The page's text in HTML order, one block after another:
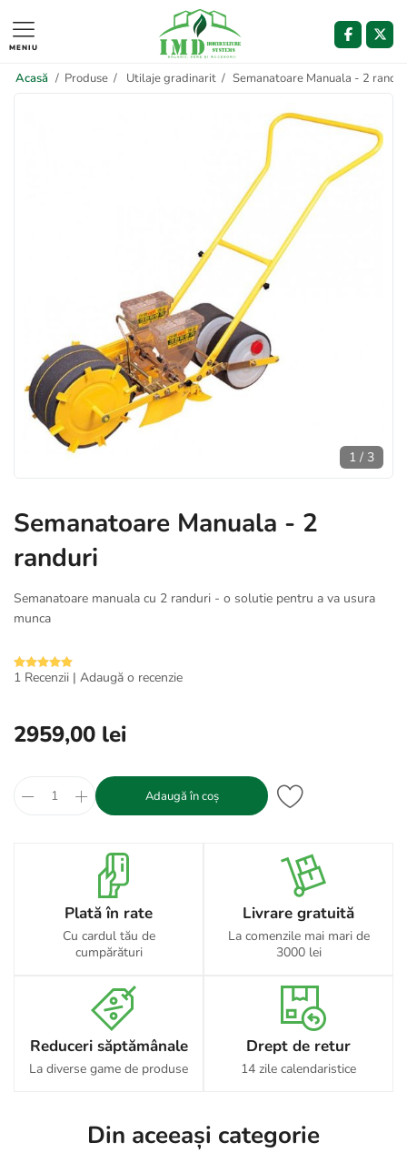
MENIU
Acasă / Produse / Utilaje gradinarit / Semanatoare Manuala - 2
1 / 3
Semanatoare Manuala - 2
randuri
Semanatoare manuala cu 2 randuri - o solutie pentru a va usura
munca
1 Recenzii | Adaugă o recenzie
2959,00 lei
Adaugă în coș
Plată în rate
Cu cardul tău de
cumpărături
Livrare gratuită
La comenzile mai mari de
3000 lei
Reduceri săptămânale
La diverse game de produse
Drept de retur
14 zile calendaristice
Din aceeași categorie